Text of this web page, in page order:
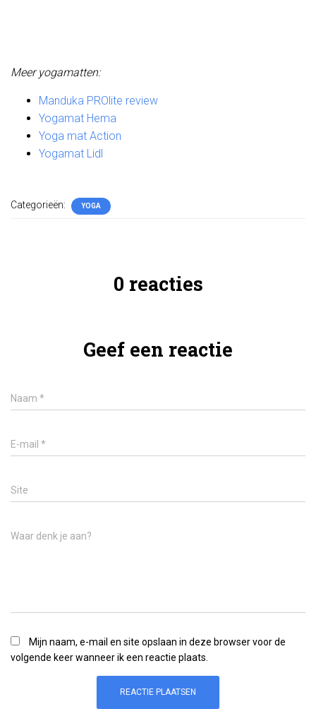
Meer yogamatten:
Manduka PROlite review
Yogamat Hema
Yoga mat Action
Yogamat Lidl
Categorieën: YOGA
0 reacties
Geef een reactie
Naam *
E-mail *
Site
Waar denk je aan?
Mijn naam, e-mail en site opslaan in deze browser voor de
volgende keer wanneer ik een reactie plaats.